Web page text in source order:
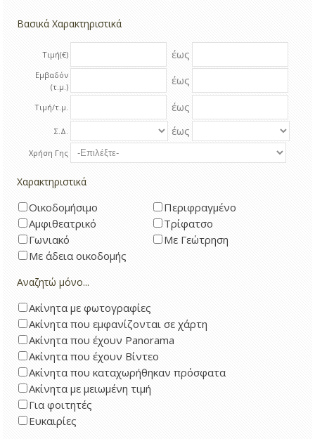
Βασικά Χαρακτηριστικά
Τιμή(€) έως
Εμβαδόν
(τ.μ.)
έως
Τιμή/τ.μ. έως
Σ.Δ. έως
Χρήση Γης
Χαρακτηριστικά
Οικοδομήσιμο
Περιφραγμένο
Αμφιθεατρικό
Τρίφατσο
Γωνιακό
Με Γεώτρηση
Με άδεια οικοδομής
Αναζητώ μόνο...
Ακίνητα με φωτογραφίες
Ακίνητα που εμφανίζονται σε χάρτη
Ακίνητα που έχουν Panorama
Ακίνητα που έχουν Βίντεο
Ακίνητα που καταχωρήθηκαν πρόσφατα
Ακίνητα με μειωμένη τιμή
Για φοιτητές
Ευκαιρίες